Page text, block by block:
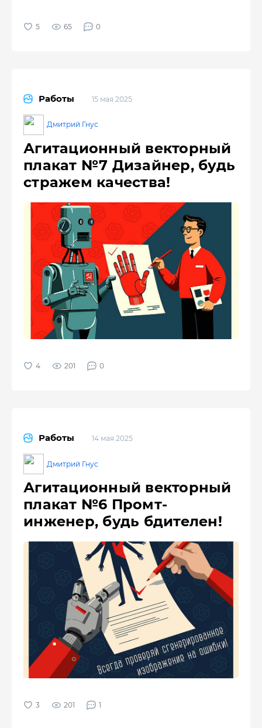
65 0
Работы 15 мая 2025
Дмитрий Гнус
Агитационный векторный
плакат №7 Дизайнер, будь
стражем качества!
201 0
Работы 14 мая 2025
Дмитрий Гнус
Агитационный векторный
плакат №6 Промт-
инженер, будь бдителен!
201 1